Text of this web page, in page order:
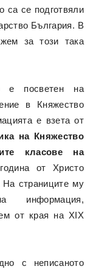
са се подготвяли
България. В
за този така
е посветен на
в Княжество
е взета от
на Княжество
класове на
от Христо
страниците му
информация,
от края на XIX
с неписаното